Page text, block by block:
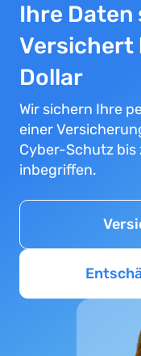
Ihre Daten
Versichert
Dollar
Wir sichern Ihre
einer
Cyber-Schutz bis
inbegriffen.